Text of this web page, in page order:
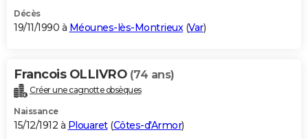
Décès
19/11/1990 à Méounes-lès-Montrieux(Var)
Francois OLLIVRO (74 ans)
Créer une cagnotte obsèques
Naissance
15/12/1912 à Plouaret(Côtes-d'Armor)